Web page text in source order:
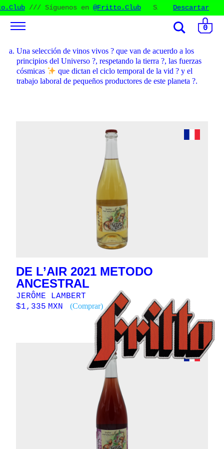
Una selección de vinos vivos ? que van de acuerdo a los
principios del Universo ?, respetando la tierra ?, las fuerzas
cósmicas
que dictan el ciclo temporal de la vid ? y el
trabajo laboral de pequeños productores de este planeta ?.
0
DE L’AIR 2021 METODO
ANCESTRAL
JERÔME LAMBERT
$1,335 MXN (Comprar)
/// Síguenos en @Fritto.Club
///
Síguenos en
/// Síguenos en
Descartar